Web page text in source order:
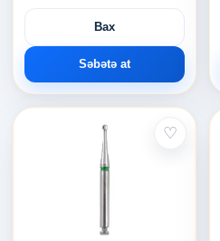
Bax
Səbətə at
♡